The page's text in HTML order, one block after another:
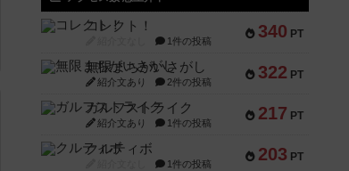
340 PT
コレクト！
1件の投稿
322 PT
無限まちがいさがし
紹介文あり 2件の投稿
217 PT
ガルフストライク
紹介文あり 1件の投稿
203 PT
クルティボ
1件の投稿